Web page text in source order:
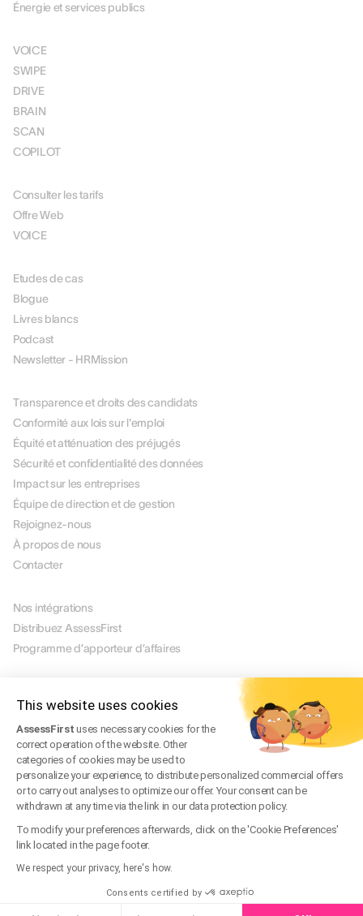
This website uses cookies
AssessFirstuses necessary cookies for the
correct operation of the website. Other
categories of cookies may be used to
personalize your experience, to distribute personalized commercial offers
or to carry out analyses to optimize our offer. Your consent can be
withdrawn at any time via the link in our data protection policy.
To modify your preferences afterwards, click on the 'Cookie Preferences'
link located in the page footer.
We respect your privacy, here's how.
Consents certified by
Énergie et services publics
VOICE
SWIPE
DRIVE
BRAIN
SCAN
COPILOT
Consulter les tarifs
Offre Web
VOICE
Etudes de cas
Blogue
Livres blancs
Podcast
Newsletter - HRMission
Transparence et droits des candidats
Conformité aux lois sur l'emploi
Équité et atténuation des préjugés
Sécurité et confidentialité des données
Impact sur les entreprises
Équipe de direction et de gestion
Rejoignez-nous
À propos de nous
Contacter
Nos intégrations
Distribuez AssessFirst
Programme d’apporteur d’affaires
Gérer mes cookies
CGU
CGV
Politique de confidentialité
FAQ légale
Trust Center
© 2026 AssessFirst. All rights reserved.
FR